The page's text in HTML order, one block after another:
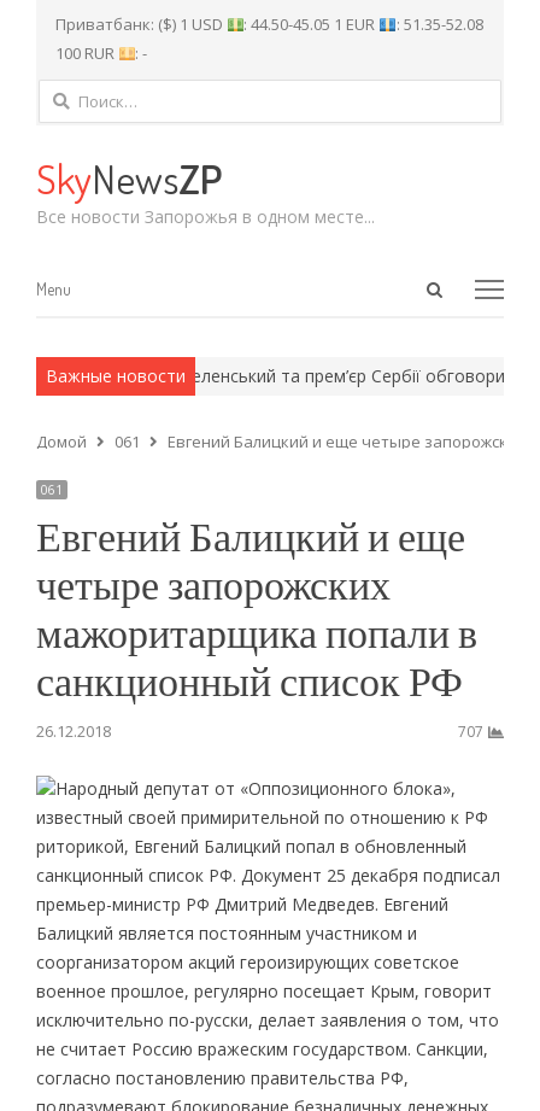
Приватбанк: ($) 1 USD : 44.50-45.05 1 EUR
: 51.35-52.08
100 RUR
: -
Найти:
SkyNewsZP
Все новости Запорожья в одном месте...
Open
Menu
Menu
Важные новости
методы. Зеленський та прем’єр Сербії обговорили
Домой 061 Евгений Балицкий и еще четыре
061
Евгений Балицкий и еще
четыре запорожских
мажоритарщика попали в
санкционный список РФ
26.12.2018 707
Народный депутат от «Оппозиционного блока»,
известный своей примирительной по отношению к РФ
риторикой, Евгений Балицкий попал в обновленный
санкционный список РФ. Документ 25 декабря подписал
премьер-министр РФ Дмитрий Медведев. Евгений
Балицкий является постоянным участником и
соорганизатором акций героизирующих советское
военное прошлое, регулярно посещает Крым, говорит
исключительно по-русски, делает заявления о том, что
не считает Россию вражеским государством. Санкции,
согласно постановлению правительства РФ,